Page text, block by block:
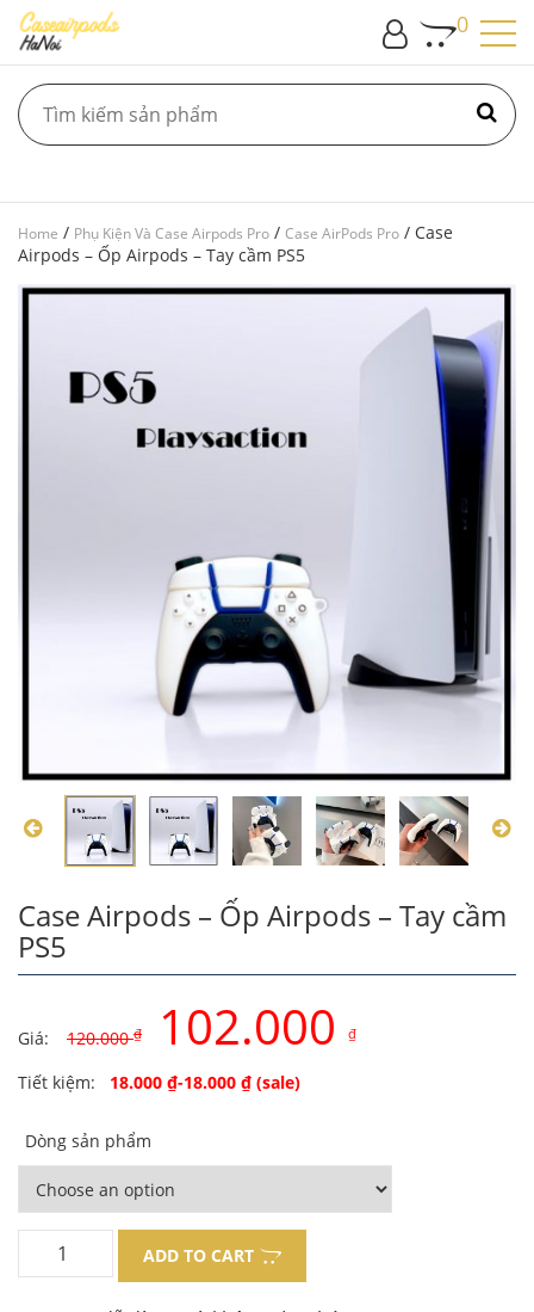
0
Home / Phụ Kiện Và Case Airpods Pro / Case AirPods Pro / Case
Airpods – Ốp Airpods – Tay cầm PS5
Case Airpods – Ốp Airpods – Tay cầm
PS5
Giá: 120.000₫
Original
price
was:
120.000 ₫.
102.000 ₫
Current
price
is:
102.000 ₫.
Tiết kiệm: 18.000 ₫-18.000 ₫ (sale)
Dòng sản phẩm
ADD TO CART